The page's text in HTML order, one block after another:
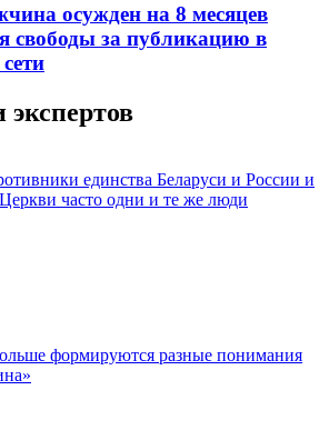
осужден на 8 месяцев
свободы за публикацию в
единства Беларуси и России и
часто одни и те же люди
формируются разные понимания